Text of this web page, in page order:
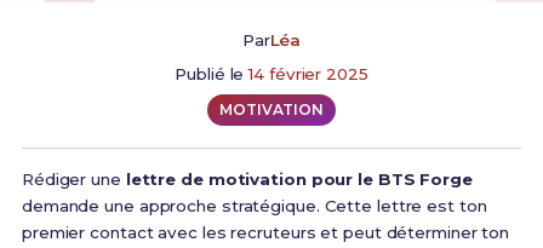
ParLéa
Publié le14 février 2025
MOTIVATION
Rédiger une lettre de motivation pour le BTS Forge
demande une approche stratégique. Cette lettre est ton
premier contact avec les recruteurs et peut déterminer ton